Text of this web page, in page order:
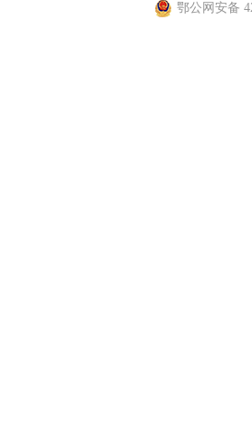
鄂公网安备